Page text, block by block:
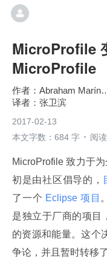
MicroProfile
MicroProfile
Abraham
张卫滨
2017-02-13
本文字数：684 字
阅
MicroProfile 致力于
初是由社区倡导的，
了一个 Eclipse 项目
是独立于厂商的项目
的资源和能量。这个
争论，并且暂时转移